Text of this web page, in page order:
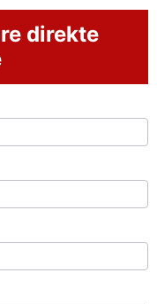
direkte